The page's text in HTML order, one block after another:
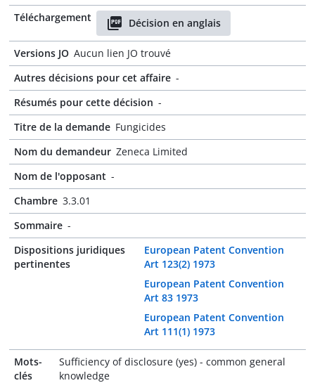
Téléchargement
Décision en anglais
Versions JO Aucun lien JO trouvé
Autres décisions pour cet affaire -
Résumés pour cette décision -
Titre de la demande Fungicides
Nom du demandeur Zeneca Limited
Nom de l'opposant -
Chambre 3.3.01
Sommaire -
Dispositions juridiques
pertinentes
European Patent Convention
Art 123(2) 1973
European Patent Convention
Art 83 1973
European Patent Convention
Art 111(1) 1973
Mots-
clés
Sufficiency of disclosure (yes) - common general
knowledge